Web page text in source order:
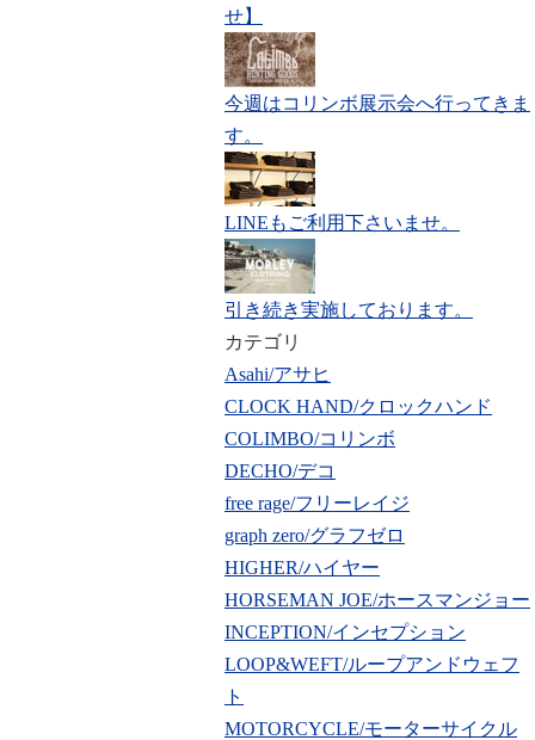
せ】
今週はコリンボ展示会へ行ってきま
す。
LINEもご利用下さいませ。
引き続き実施しております。
カテゴリ
Asahi/アサヒ
CLOCK HAND/クロックハンド
COLIMBO/コリンボ
DECHO/デコ
free rage/フリーレイジ
graph zero/グラフゼロ
HIGHER/ハイヤー
HORSEMAN JOE/ホースマンジョー
INCEPTION/インセプション
LOOP&WEFT/ループアンドウェフ
ト
MOTORCYCLE/モーターサイクル